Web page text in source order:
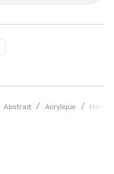
Abstrait Acrylique Hervé